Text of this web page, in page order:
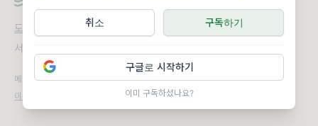
구독하기
취소
구글로 시작하기
이미 구독하셨나요?
도움말
오류 및 기능 관련 제보
서비스 이용 문의
메일리 사업자 정보
이용약관
정기결제 이용약관|